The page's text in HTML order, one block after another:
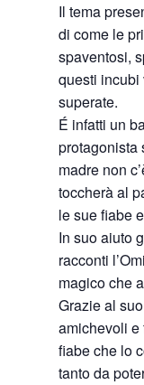
Il tema
di come le
spaventosi,
questi
superate.
É infatti un
protagonista
madre non
toccherà al
le sue fiabe
In suo aiuto
racconti
magico che
Grazie al
amichevoli
fiabe che lo
tanto da